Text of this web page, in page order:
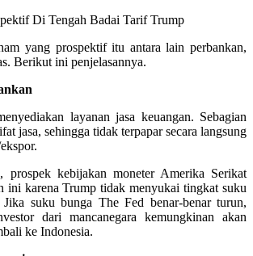
yang prospektif itu antara lain perbankan,
Berikut ini penjelasannya.
layanan jasa keuangan. Sebagian
jasa, sehingga tidak terpapar secara langsung
prospek kebijakan moneter Amerika Serikat
ini karena Trump tidak menyukai tingkat suku
suku bunga The Fed benar-benar turun,
dari mancanegara kemungkinan akan
ke Indonesia.